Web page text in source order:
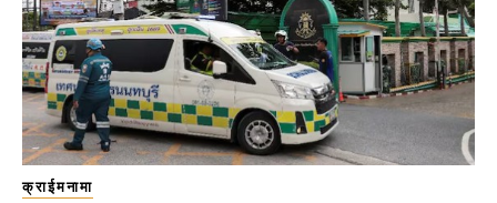
क्राईमनामा